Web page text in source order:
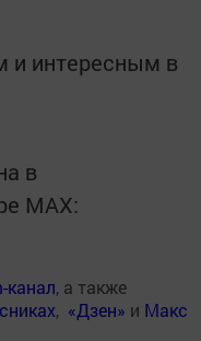
интересным в
в
MАХ:
канал, а также
, «Дзен» и Макс